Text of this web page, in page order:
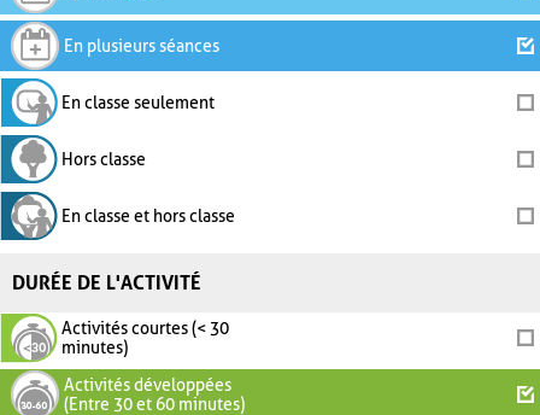
En plusieurs séances
En classe seulement
Hors classe
En classe et hors classe
DURÉE DE L'ACTIVITÉ
Activités courtes (< 30
minutes)
Activités développées
(Entre 30 et 60 minutes)